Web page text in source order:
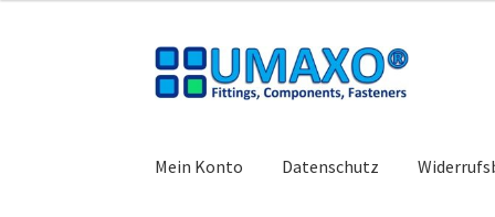
Zur
Navigation
Zum
Inhalt
Mein Konto Datenschutz